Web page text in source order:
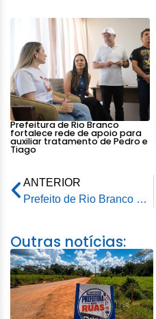
Prefeitura de Rio Branco
fortalece rede de apoio para
auxiliar tratamento de Pedro e
Tiago
ANTERIOR
Prefeito de Rio Branco prestigia acender das luzes no Palácio Rio Branco
Outras notícias: